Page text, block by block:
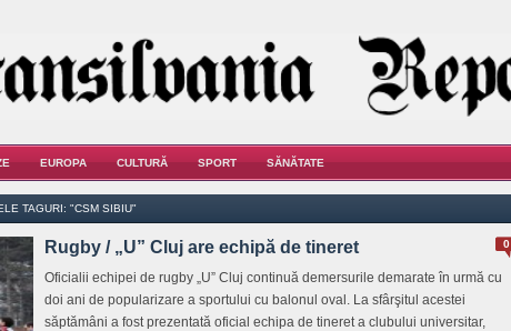
EUROPA CULTURĂ SPORT SĂNĂTATE
TAGURI: "CSM SIBIU"
0
Rugby / „U” Cluj are echipă de tineret
Oficialii echipei de rugby „U” Cluj continuă demersurile demarate în urmă cu
doi ani de popularizare a sportului cu balonul oval. La sfârşitul acestei
săptămâni a fost prezentată oficial echipa de tineret a clubului universitar,